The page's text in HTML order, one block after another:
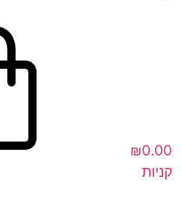
₪0.00
קניות